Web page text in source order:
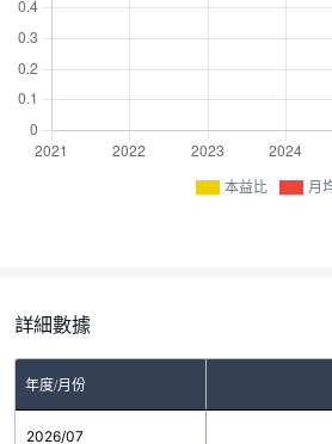
本益比 月
詳細數據
年度/月份
2026/07